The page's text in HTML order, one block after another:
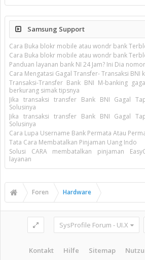
Samsung Support
Cara Buka blokr mobile atau wondr bank
Cara Buka blokr mobile atau wondr bank
Panduan layanan bank NI 24 Jam? Ini Dia
Cara Mengatasi Gagal Transfer- Transaksi BNI
Transaksi-Transfer Bank BNI M-banking
berkurang simak tipsnya
Jika transaksi transfer Bank BNI Gagal
Solusinya
Jika transaksi transfer Bank BNI Gagal
Solusinya
Cara Lupa Username Bank Permata Atau
Tata Cara Membatalkan Pinjaman Uang Indo
Solusi CARA membatalkan pinjaman
layanan
Foren Hardware
SysProfile Forum - UI.X
Kontakt Hilfe Sitemap